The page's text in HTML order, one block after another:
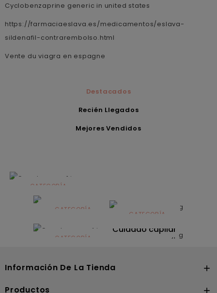
Cyclobenzaprine generic in united states
https://farmaciaeslava.es/medicamentos/eslava-
sildenafil-contrarembolso.html
Vente du viagra en espagne
Destacados
Recién Llegados
Mejores Vendidos
CATEGORÍA
Alimentación
infantilCATEGORÍA
Dermocosmética
CATEGORÍA
Solares
CATEGORÍA
Cuidado capilar
Información De La Tienda 
Productos 